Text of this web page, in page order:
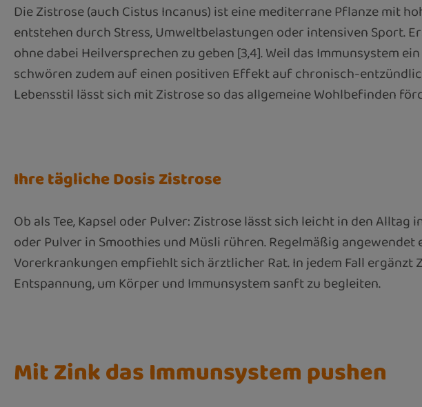
Die Zistrose (auch Cistus Incanus) ist eine mediterrane Pflanze mit
entstehen durch Stress, Umweltbelastungen oder intensiven Sport.
ohne dabei Heilversprechen zu geben [3,4]. Weil das Immunsystem
schwören zudem auf einen positiven Effekt auf chronisch-
Lebensstil lässt sich mit Zistrose so das allgemeine Wohlbefinden
Ihre tägliche Dosis Zistrose
Ob als Tee, Kapsel oder Pulver: Zistrose lässt sich leicht in den
oder Pulver in Smoothies und Müsli rühren. Regelmäßig
Vorerkrankungen empfiehlt sich ärztlicher Rat. In jedem Fall
Entspannung, um Körper und Immunsystem sanft zu begleiten.
Mit Zink das Immunsystem pushen